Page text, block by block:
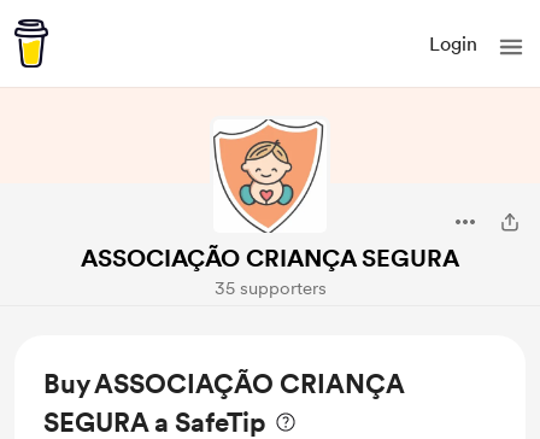
Login
ASSOCIAÇÃO CRIANÇA SEGURA
35 supporters
Buy ASSOCIAÇÃO CRIANÇA
SEGURA a SafeTip